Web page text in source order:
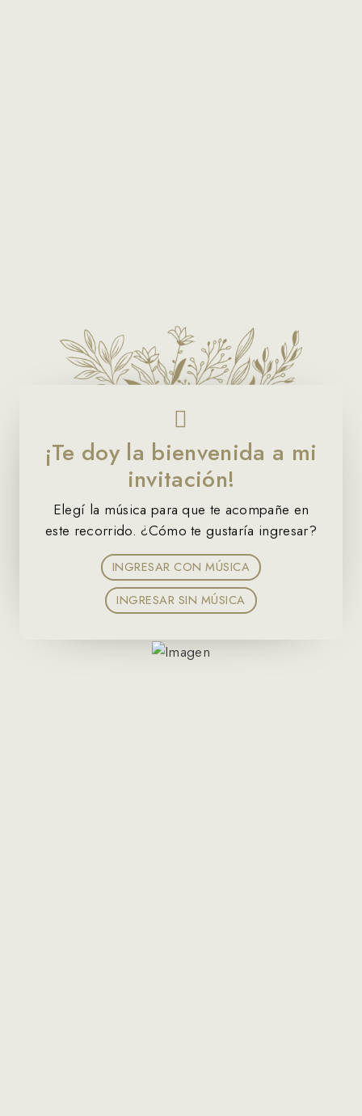
Milena
MIS 15 AÑOS
12 • 09 • 2026
¡Te doy la bienvenida a mi
invitación!
Elegí la música para que te acompañe en
este recorrido. ¿Cómo te gustaría ingresar?
INGRESAR CON MÚSICA
INGRESAR SIN MÚSICA